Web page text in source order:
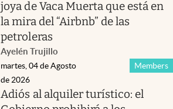
joya de Vaca Muerta que está en
la mira del “Airbnb” de las
petroleras
Ayelén Trujillo
Members
martes, 04 de Agosto
de 2026
Adiós al alquiler turístico: el